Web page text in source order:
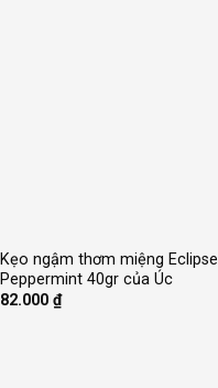
Kẹo ngậm thơm miệng Eclipse
Peppermint 40gr của Úc
82.000₫